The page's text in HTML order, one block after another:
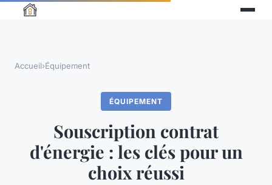
Accueil›Équipement
ÉQUIPEMENT
Souscription contrat
d'énergie : les clés pour un
choix réussi